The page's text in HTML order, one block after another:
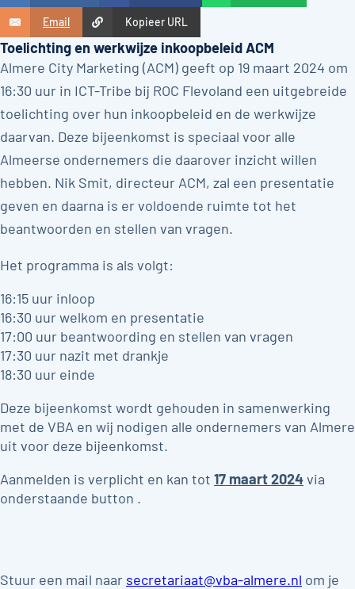
Email Kopieer URL
Toelichting en werkwijze inkoopbeleid ACM
Almere City Marketing (ACM) geeft op 19 maart 2024 om
16:30 uur in ICT-Tribe bij ROC Flevoland een uitgebreide
toelichting over hun inkoopbeleid en de werkwijze
daarvan. Deze bijeenkomst is speciaal voor alle
Almeerse ondernemers die daarover inzicht willen
hebben. Nik Smit, directeur ACM, zal een presentatie
geven en daarna is er voldoende ruimte tot het
beantwoorden en stellen van vragen.
Het programma is als volgt:
16:15 uur inloop
16:30 uur welkom en presentatie
17:00 uur beantwoording en stellen van vragen
17:30 uur nazit met drankje
18:30 uur einde
Deze bijeenkomst wordt gehouden in samenwerking
met de VBA en wij nodigen alle ondernemers van Almere
uit voor deze bijeenkomst.
Aanmelden is verplicht en kan tot 17 maart 2024via
onderstaande button .
Stuur een mail naar secretariaat@vba-almere.nl om je